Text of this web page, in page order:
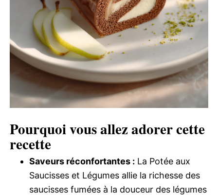
Pourquoi vous allez adorer cette
recette
Saveurs réconfortantes : La Potée aux
Saucisses et Légumes allie la richesse des
saucisses fumées à la douceur des légumes